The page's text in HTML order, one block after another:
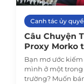
Canh tác ủy
Câu Chuyện
Proxy Morko
Bạn mơ ước
mình ở một
trường? Muốn